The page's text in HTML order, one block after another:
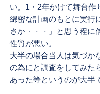
い。1・2年かけて舞台作
綿密な計画のもとに実行
さか・・・」と思う程に
性質が悪い。
大半の場合当人は気づか
の為にと調査をしてみた
あった等というのが大半